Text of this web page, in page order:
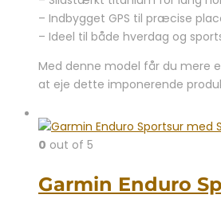
– Indbygget GPS til præcise
– Ideel til både hverdag og
Med denne model får du mere
at eje dette imponerende
0 out of 5
Garmin Enduro